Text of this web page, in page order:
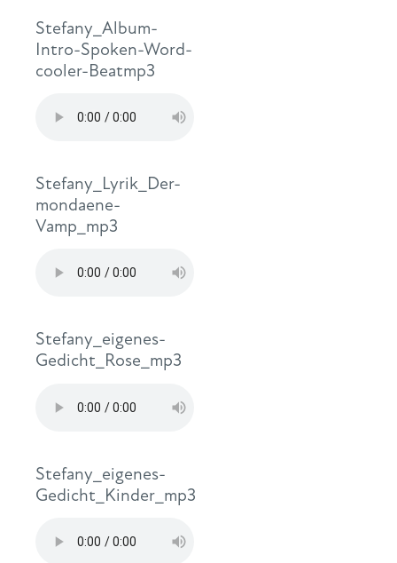
Stefany_Album-
Intro-Spoken-Word-
cooler-Beatmp3
Stefany_Lyrik_Der-
mondaene-
Vamp_mp3
Stefany_eigenes-
Gedicht_Rose_mp3
Stefany_eigenes-
Gedicht_Kinder_mp3